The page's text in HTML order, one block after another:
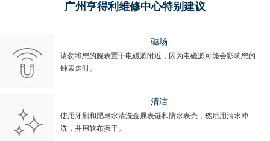
广州亨得利维修中心特别建议
磁场
请勿将您的腕表置于电磁源附近，因为电磁源可能会影响您的
钟表走时。
清洁
使用牙刷和肥皂水清洗金属表链和防水表壳，然后用清水冲
洗，并用软布擦干。